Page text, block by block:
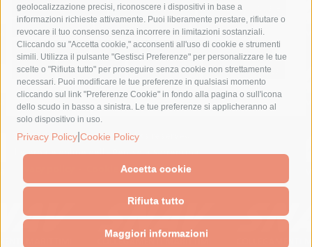
geolocalizzazione precisi, riconoscere i dispositivi in base a
informazioni richieste attivamente. Puoi liberamente prestare, rifiutare o
revocare il tuo consenso senza incorrere in limitazioni sostanziali.
Cliccando su "Accetta cookie," acconsenti all'uso di cookie e strumenti
simili. Utilizza il pulsante "Gestisci Preferenze" per personalizzare le tue
scelte o "Rifiuta tutto" per proseguire senza cookie non strettamente
necessari. Puoi modificare le tue preferenze in qualsiasi momento
cliccando sul link "Preferenze Cookie" in fondo alla pagina o sull'icona
dello scudo in basso a sinistra. Le tue preferenze si applicheranno al
solo dispositivo in uso.
Privacy Policy Cookie Policy
Accetta cookie
Rifiuta tutto
Maggiori informazioni
penisola sorrentina
piano di sorrento
polizia municipale
protezione civile
Regione Campania
sant'agnello
sindaco cuomo
sorrento studenti temporali
treni
turismo
Vico Equense villa fiorentino vincenzo de luca
© 2015 SorrentoPress. All rights reserved.
Il giornale online della Penisola Sorrentina
Cookie Policy